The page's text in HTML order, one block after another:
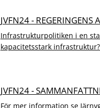
JVFN24 - REGERINGENS
Infrastrukturpolitiken i en
kapacitetsstark
JVFN24 -
För mer information se